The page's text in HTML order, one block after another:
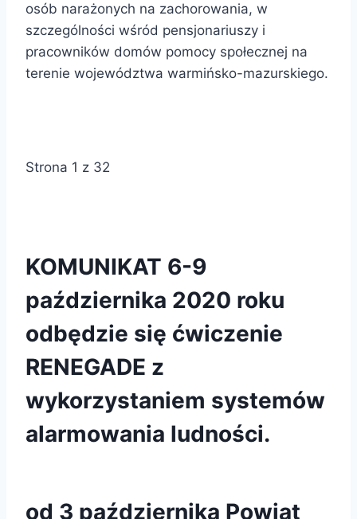
osób narażonych na zachorowania, w
szczególności wśród pensjonariuszy i
pracowników domów pomocy społecznej na
terenie województwa warmińsko-mazurskiego.
Strona 1 z 32
KOMUNIKAT 6-9
października 2020 roku
odbędzie się ćwiczenie
RENEGADE z
wykorzystaniem systemów
alarmowania ludności.
od 3 października Powiat